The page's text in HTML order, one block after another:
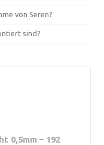
von Seren?
sind?
0,5mm – 192